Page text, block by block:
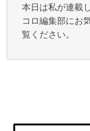
本日は私が連載
コロ編集部にお
覧ください。